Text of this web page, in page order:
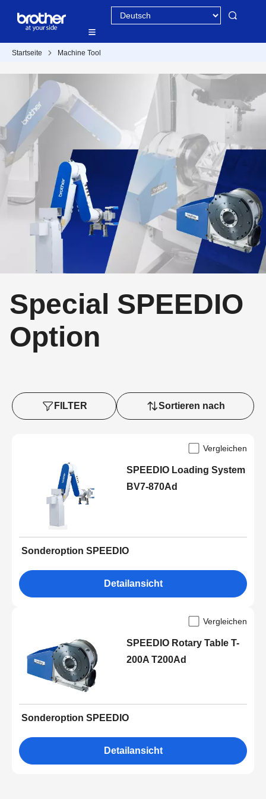
Startseite Machine Tool
Special SPEEDIO
Option
FILTER Sortieren nach
Vergleichen
SPEEDIO Loading System
BV7-870Ad
Sonderoption SPEEDIO
Detailansicht
Vergleichen
SPEEDIO Rotary Table T-
200A T200Ad
Sonderoption SPEEDIO
Detailansicht